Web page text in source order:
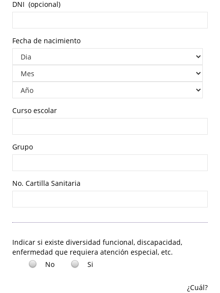
DNI (opcional)
Fecha de nacimiento
Curso escolar
Grupo
No. Cartilla Sanitaria
Indicar si existe diversidad funcional, discapacidad,
enfermedad que requiera atención especial, etc.
No
Si
¿Cuál?